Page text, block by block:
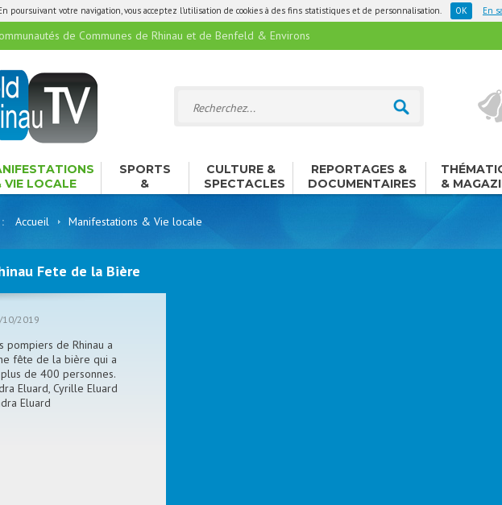
poursuivant votre navigation, vous acceptez l'utilisation de cookies à des fins statistiques et de personnalisation. En
de Communes de Rhinau et de Benfeld & Environs
VIE LOCALE
SPORTS
&
LOISIRS
CULTURE &
SPECTACLES
REPORTAGES &
DOCUMENTAIRES
&
Accueil Manifestations & Vie locale
Fete de la Bière
2019
pompiers de Rhinau a
fête de la bière qui a
de 400 personnes.
Eluard, Cyrille Eluard
Eluard